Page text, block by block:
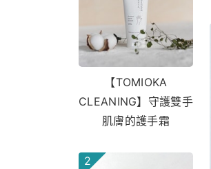
【TOMIOKA
CLEANING】守護雙手
肌膚的護手霜
2